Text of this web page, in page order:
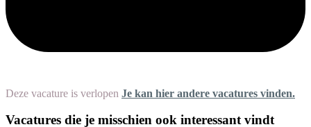
Deze vacature is verlopen Je kan hier andere vacatures vinden.
Vacatures die je misschien ook interessant vindt